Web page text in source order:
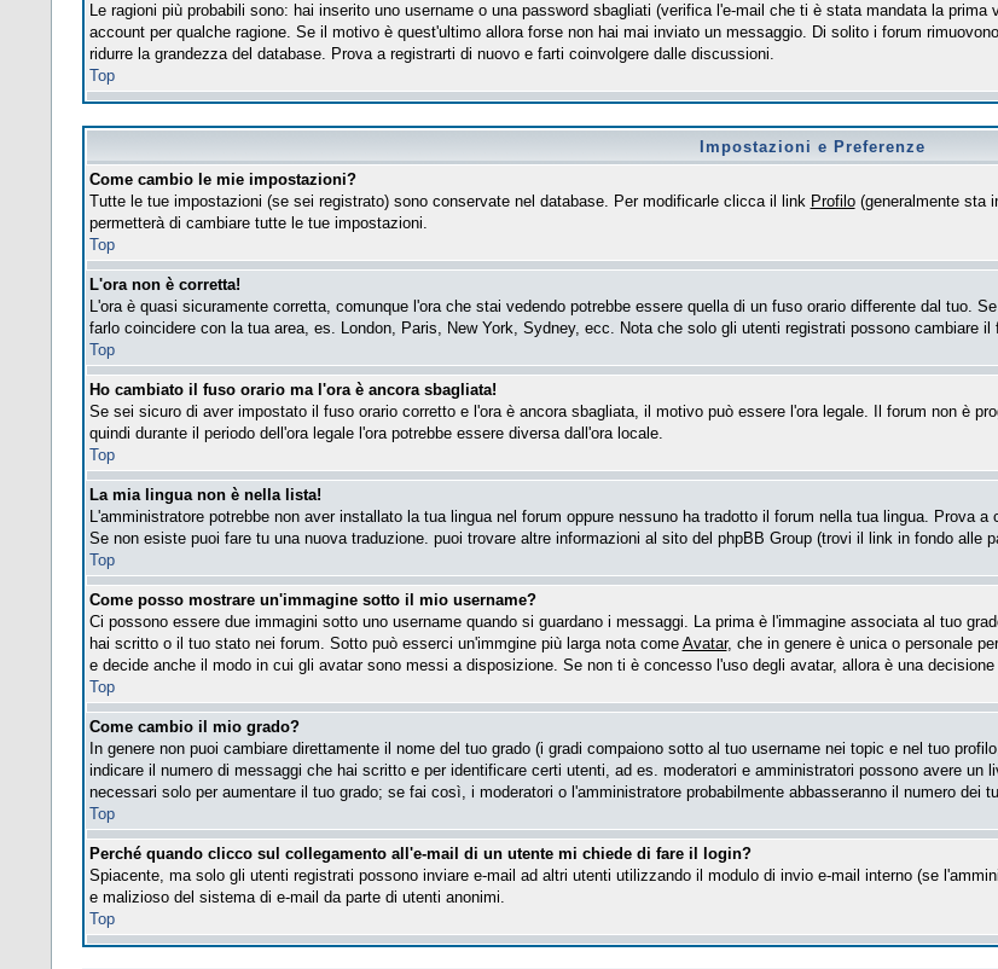
Le ragioni più probabili sono: hai inserito uno username o una password sbagliati (verifica l'e-mail che ti è stata mandata la
account per qualche ragione. Se il motivo è quest'ultimo allora forse non hai mai inviato un messaggio. Di solito i forum
ridurre la grandezza del database. Prova a registrarti di nuovo e farti coinvolgere dalle discussioni.
Top
Impostazioni e Preferenze
Come cambio le mie impostazioni?
Tutte le tue impostazioni (se sei registrato) sono conservate nel database. Per modificarle clicca il link Profilo(generalmente sta
permetterà di cambiare tutte le tue impostazioni.
Top
L'ora non è corretta!
L'ora è quasi sicuramente corretta, comunque l'ora che stai vedendo potrebbe essere quella di un fuso orario differente dal tuo.
farlo coincidere con la tua area, es. London, Paris, New York, Sydney, ecc. Nota che solo gli utenti registrati possono cambiare
Top
Ho cambiato il fuso orario ma l'ora è ancora sbagliata!
Se sei sicuro di aver impostato il fuso orario corretto e l'ora è ancora sbagliata, il motivo può essere l'ora legale. Il forum non è
quindi durante il periodo dell'ora legale l'ora potrebbe essere diversa dall'ora locale.
Top
La mia lingua non è nella lista!
L'amministratore potrebbe non aver installato la tua lingua nel forum oppure nessuno ha tradotto il forum nella tua lingua. Prova
Se non esiste puoi fare tu una nuova traduzione. puoi trovare altre informazioni al sito del phpBB Group (trovi il link in fondo alle
Top
Come posso mostrare un'immagine sotto il mio username?
Ci possono essere due immagini sotto uno username quando si guardano i messaggi. La prima è l'immagine associata al tuo
hai scritto o il tuo stato nei forum. Sotto può esserci un'immgine più larga nota come Avatar, che in genere è unica o personale
e decide anche il modo in cui gli avatar sono messi a disposizione. Se non ti è concesso l'uso degli avatar, allora è una
Top
Come cambio il mio grado?
In genere non puoi cambiare direttamente il nome del tuo grado (i gradi compaiono sotto al tuo username nei topic e nel tuo
indicare il numero di messaggi che hai scritto e per identificare certi utenti, ad es. moderatori e amministratori possono avere
necessari solo per aumentare il tuo grado; se fai così, i moderatori o l'amministratore probabilmente abbasseranno il numero dei
Top
Perché quando clicco sul collegamento all'e-mail di un utente mi chiede di fare il login?
Spiacente, ma solo gli utenti registrati possono inviare e-mail ad altri utenti utilizzando il modulo di invio e-mail interno (se
e malizioso del sistema di e-mail da parte di utenti anonimi.
Top